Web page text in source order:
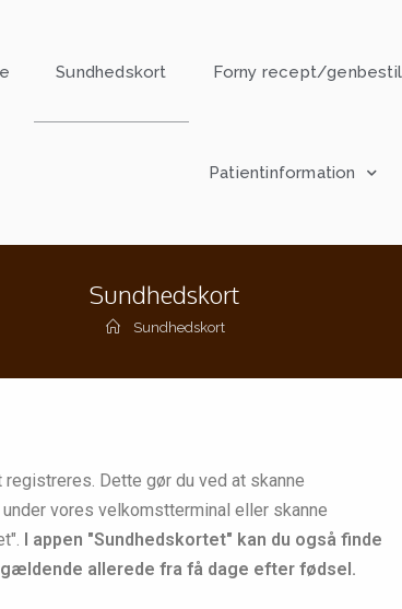
Sundhedskort Forny recept/
Patientinformation
Sundhedskort
Sundhedskort
Dette gør du ved at skanne
vores velkomstterminal eller skanne
I appen "Sundhedskortet" kan du også finde
allerede fra få dage efter fødsel.